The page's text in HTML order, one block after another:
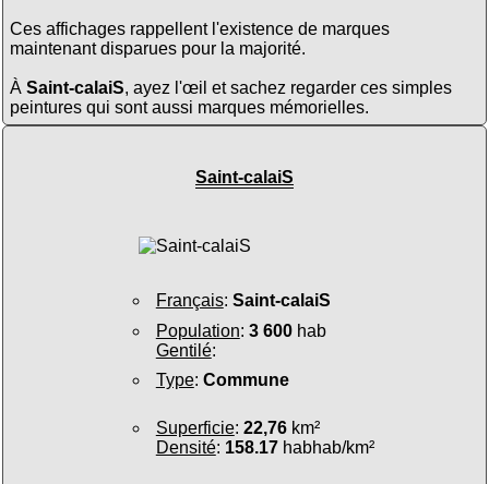
Ces affichages rappellent l'existence de marques
maintenant disparues pour la majorité.
À Saint-calaiS, ayez l'œil et sachez regarder ces simples
peintures qui sont aussi marques mémorielles.
Saint-calaiS
Français: Saint-calaiS
Population: 3 600hab
Gentilé:
Type: Commune
Superficie: 22,76km²
Densité: 158.17habhab/km²